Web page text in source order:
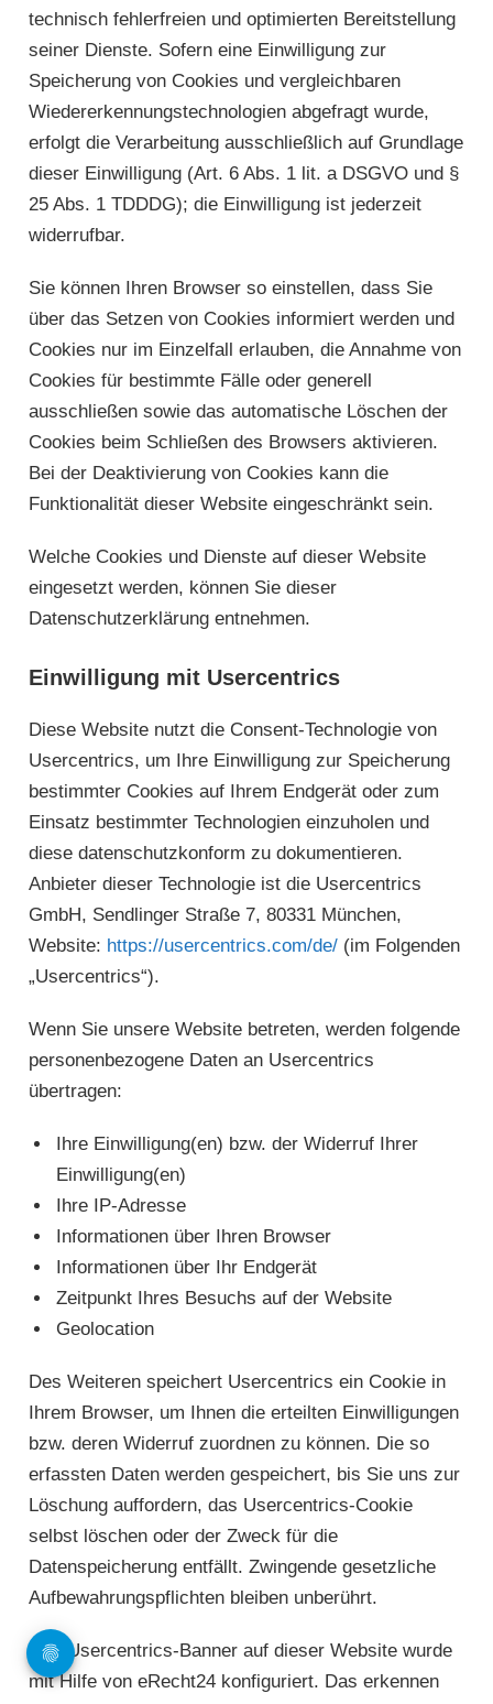
technisch fehlerfreien und optimierten Bereitstellung
seiner Dienste. Sofern eine Einwilligung zur
Speicherung von Cookies und vergleichbaren
Wiedererkennungstechnologien abgefragt wurde,
erfolgt die Verarbeitung ausschließlich auf Grundlage
dieser Einwilligung (Art. 6 Abs. 1 lit. a DSGVO und §
25 Abs. 1 TDDDG); die Einwilligung ist jederzeit
widerrufbar.
Sie können Ihren Browser so einstellen, dass Sie
über das Setzen von Cookies informiert werden und
Cookies nur im Einzelfall erlauben, die Annahme von
Cookies für bestimmte Fälle oder generell
ausschließen sowie das automatische Löschen der
Cookies beim Schließen des Browsers aktivieren.
Bei der Deaktivierung von Cookies kann die
Funktionalität dieser Website eingeschränkt sein.
Welche Cookies und Dienste auf dieser Website
eingesetzt werden, können Sie dieser
Datenschutzerklärung entnehmen.
Einwilligung mit Usercentrics
Diese Website nutzt die Consent-Technologie von
Usercentrics, um Ihre Einwilligung zur Speicherung
bestimmter Cookies auf Ihrem Endgerät oder zum
Einsatz bestimmter Technologien einzuholen und
diese datenschutzkonform zu dokumentieren.
Anbieter dieser Technologie ist die Usercentrics
GmbH, Sendlinger Straße 7, 80331 München,
Website: https://usercentrics.com/de/(im Folgenden
„Usercentrics“).
Wenn Sie unsere Website betreten, werden folgende
personenbezogene Daten an Usercentrics
übertragen:
Ihre Einwilligung(en) bzw. der Widerruf Ihrer
Einwilligung(en)
Ihre IP-Adresse
Informationen über Ihren Browser
Informationen über Ihr Endgerät
Zeitpunkt Ihres Besuchs auf der Website
Geolocation
Des Weiteren speichert Usercentrics ein Cookie in
Ihrem Browser, um Ihnen die erteilten Einwilligungen
bzw. deren Widerruf zuordnen zu können. Die so
erfassten Daten werden gespeichert, bis Sie uns zur
Löschung auffordern, das Usercentrics-Cookie
selbst löschen oder der Zweck für die
Datenspeicherung entfällt. Zwingende gesetzliche
Aufbewahrungspflichten bleiben unberührt.
Das Usercentrics-Banner auf dieser Website wurde
mit Hilfe von eRecht24 konfiguriert. Das erkennen